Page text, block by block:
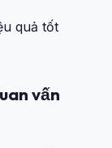
quả tốt
vấn